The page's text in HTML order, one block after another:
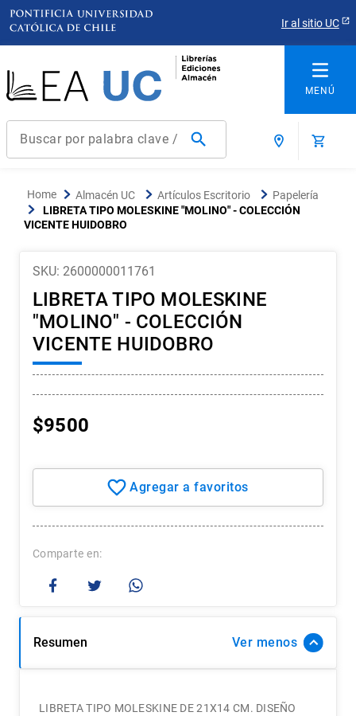
Ir al sitio UC
Buscar por palabra clave / título / autor / producto / ISBN
. derecho
2. educacion
historia república chile
historia chile
historia
psicología
Almacén UC Artículos Escritorio
Papelería
LIBRETA TIPO MOLESKINE "MOLINO" - COLECCIÓN
VICENTE HUIDOBRO
SKU: 2600000011761
LIBRETA TIPO MOLESKINE
"MOLINO" - COLECCIÓN
VICENTE HUIDOBRO
$9500
Comparte
Resumen Ver
LIBRETA TIPO MOLESKINE DE 21X14 CM. DISEÑO